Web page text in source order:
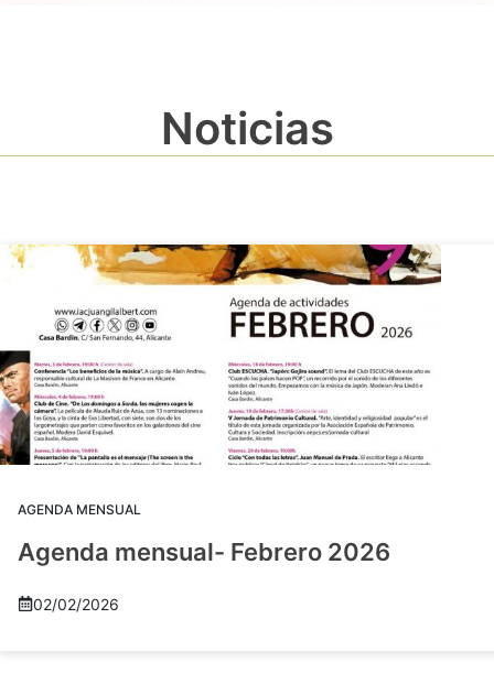
Noticias
AGENDA MENSUAL
Agenda mensual- Febrero 2026
02/02/2026